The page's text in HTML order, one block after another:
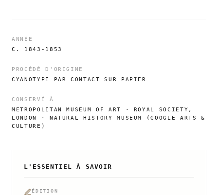
ANNÉE
C. 1843-1853
PROCÉDÉ D'ORIGINE
CYANOTYPE PAR CONTACT SUR PAPIER
CONSERVÉ À
METROPOLITAN MUSEUM OF ART · ROYAL SOCIETY,
LONDON · NATURAL HISTORY MUSEUM (GOOGLE ARTS &
CULTURE)
L'ESSENTIEL À SAVOIR
ÉDITION